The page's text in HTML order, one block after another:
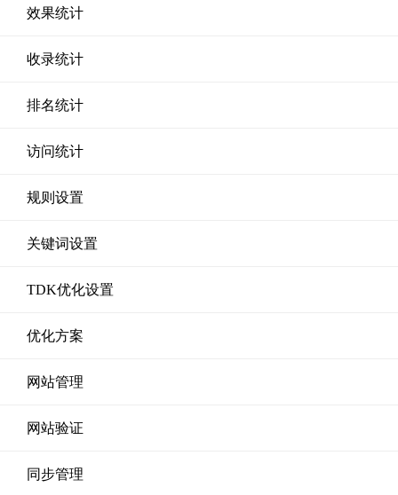
效果统计
收录统计
排名统计
访问统计
规则设置
关键词设置
TDK优化设置
优化方案
网站管理
网站验证
同步管理